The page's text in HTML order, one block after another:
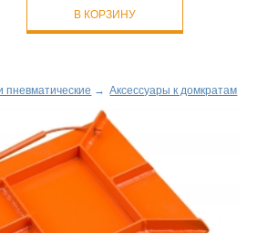
В КОРЗИНУ
→ Аксессуары к домкратам